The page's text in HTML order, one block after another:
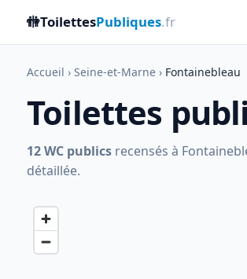
🚻ToilettesPubliques.fr
Accueil › Seine-et-Marne › Fontainebleau
Toilettes
12 WC publics recensés à
détaillée.